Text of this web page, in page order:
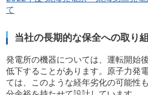
て
当社の長期的な保全への取り
発電所の機器については、運転開始
低下することがあります。原子力発
ては、このような経年劣化の可能性